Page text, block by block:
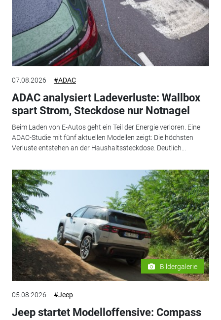
07.08.2026 #ADAC
ADAC analysiert Ladeverluste: Wallbox
spart Strom, Steckdose nur Notnagel
Beim Laden von E-Autos geht ein Teil der Energie verloren. Eine
ADAC-Studie mit fünf aktuellen Modellen zeigt: Die höchsten
Verluste entstehen an der Haushaltssteckdose. Deutlich...
Bildergalerie
05.08.2026 #Jeep
Jeep startet Modelloffensive: Compass